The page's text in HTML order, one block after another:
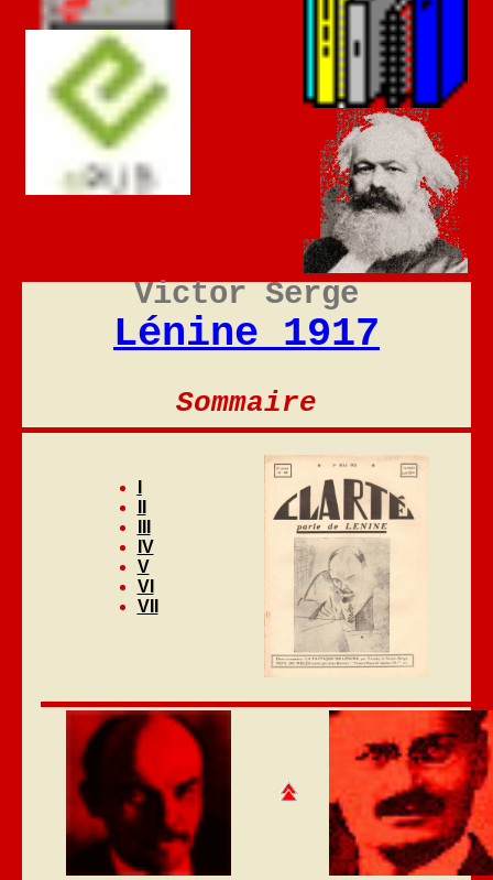
Victor Serge
Lénine 1917
Sommaire
IV
V
VI
VII